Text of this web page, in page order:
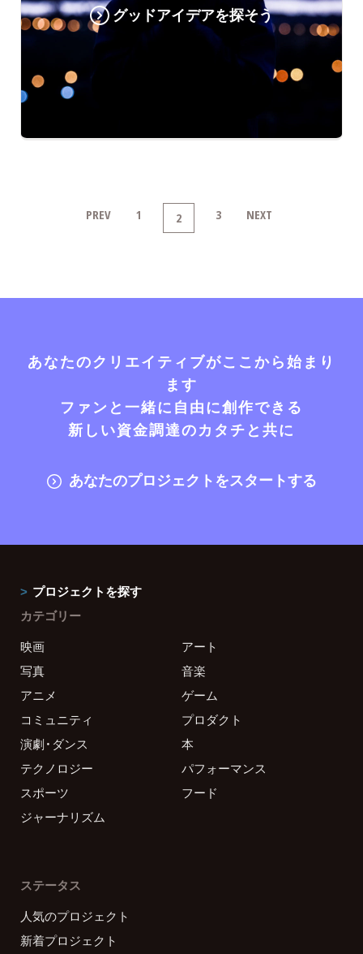
グッドアイデアを探そう
PREV 1 2 3 NEXT
あなたのクリエイティブがここから始まり
ます
ファンと一緒に自由に創作できる
新しい資金調達のカタチと共に
あなたのプロジェクトをスタートする
プロジェクトを探す
カテゴリー
映画
アート
写真
音楽
アニメ
ゲーム
コミュニティ
プロダクト
演劇・ダンス
本
テクノロジー
パフォーマンス
スポーツ
フード
ジャーナリズム
ステータス
人気のプロジェクト
新着プロジェクト